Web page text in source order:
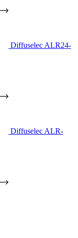
Diffuselec ALR24-
Diffuselec ALR-